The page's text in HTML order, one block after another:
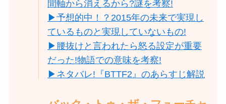
間軸から消えるから?謎を考察!
▶︎予想的中！？2015年の未来で実現し
ているものと実現していないもの!
▶︎腰抜けと言われたら怒る設定が重要
だった!物語での意味を考察!
▶ネタバレ!『BTTF2』のあらすじ解説